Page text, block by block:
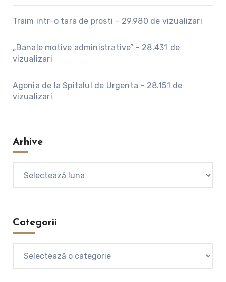
Traim intr-o tara de prosti - 29.980 de vizualizari
„Banale motive administrative” - 28.431 de
vizualizari
Agonia de la Spitalul de Urgenta - 28.151 de
vizualizari
Arhive
Categorii